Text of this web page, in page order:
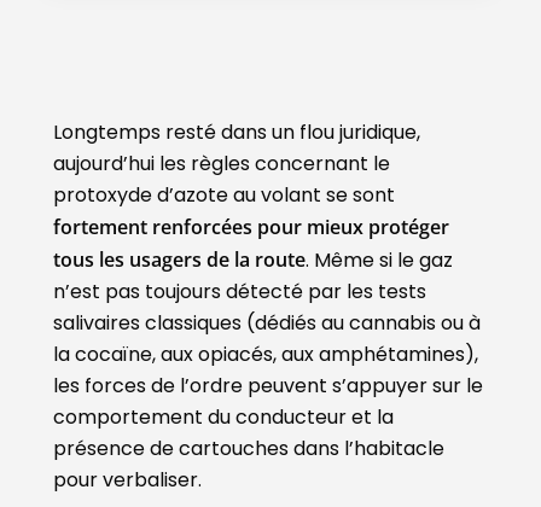
Longtemps resté dans un flou juridique,
aujourd’hui les règles concernant le
protoxyde d’azote au volant se sont
fortement renforcées pour mieux protéger
tous les usagers de la route. Même si le gaz
n’est pas toujours détecté par les tests
salivaires classiques (dédiés au cannabis ou à
la cocaïne, aux opiacés, aux amphétamines),
les forces de l’ordre peuvent s’appuyer sur le
comportement du conducteur et la
présence de cartouches dans l’habitacle
pour verbaliser.